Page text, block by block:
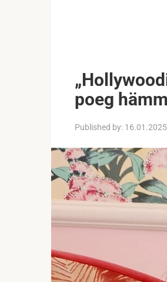
poeg
Published by: 16.01.2025